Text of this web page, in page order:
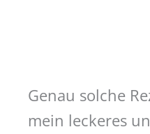
Genau solche
mein leckeres